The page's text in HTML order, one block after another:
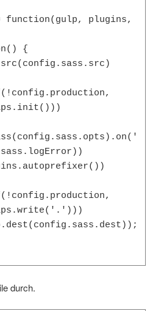
function(gulp, plugins,
durch.